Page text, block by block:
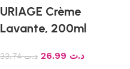
URIAGE Crème
Lavante, 200ml
د.ت33.74 د.ت